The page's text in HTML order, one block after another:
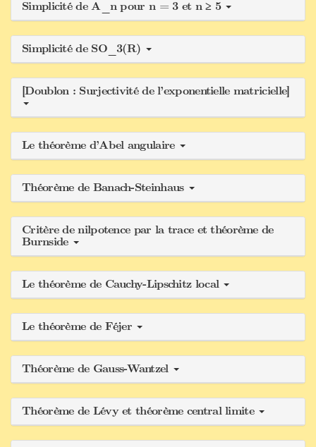
Simplicité de A_n pour n = 3 et n ≥ 5
Simplicité de SO_3(R)
[Doublon : Surjectivité de l’exponentielle matricielle]
Le théorème d’Abel angulaire
Théorème de Banach-Steinhaus
Critère de nilpotence par la trace et théorème de
Burnside
Le théorème de Cauchy-Lipschitz local
Le théorème de Féjer
Théorème de Gauss-Wantzel
Théorème de Lévy et théorème central limite